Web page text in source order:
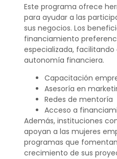
Este programa ofrece
para ayudar a las
sus negocios. Los
financiamiento
especializada,
autonomía financiera.
Capacitación
Asesoría en
Redes de mentoría
Acceso a
Además, instituciones
apoyan a las mujeres
programas que
crecimiento de sus